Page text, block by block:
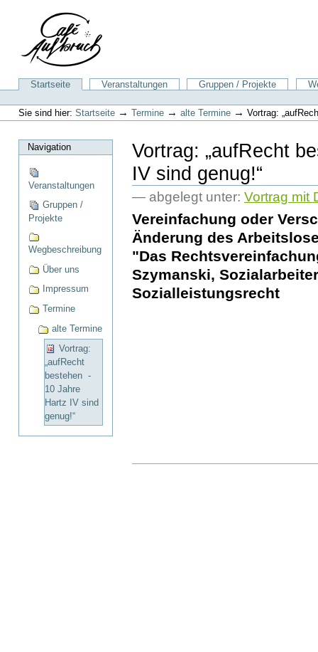
Navigation
SektionenStartseite Veranstaltungen Gruppen / Projekte
Benutzerspezifische
Werkzeuge
Sie sind hier: Startseite → Termine → alte Termine → Vortrag:
Navigation
Veranstaltungen
Gruppen /
Projekte
Wegbeschreibung
Über uns
Impressum
Termine
alte Termine
Vortrag:
„aufRecht
bestehen -
10 Jahre
Hartz IV sind
genug!“
Vortrag: „aufRecht
IV sind genug!“
— abgelegt unter: Vortrag mit
Vereinfachung oder
Änderung des
"Das
Szymanski,
Sozialleistungsrecht